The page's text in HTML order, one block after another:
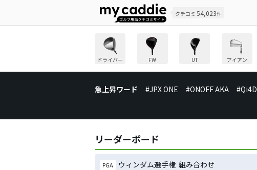
クチコミ 54,023件
ドライバー FW UT アイアン
急上昇ワード #JPX ONE #ONOFF AKA #Qi4D
リーダーボード
PGA ウィンダム選手権 組み合わせ